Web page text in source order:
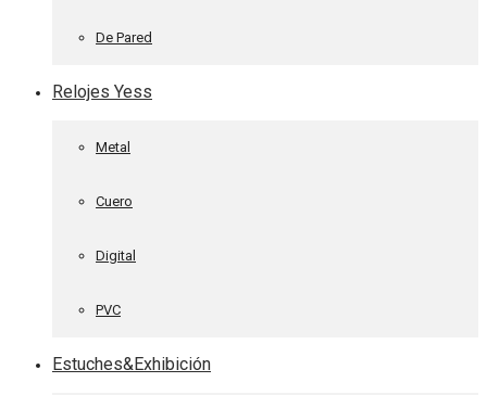
De Pared
Relojes Yess
Metal
Cuero
Digital
PVC
Estuches&Exhibición